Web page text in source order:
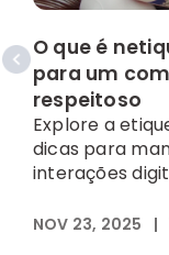
O que é
para um
respeitoso
Explore a
dicas para
interações
NOV 23, 2025 |